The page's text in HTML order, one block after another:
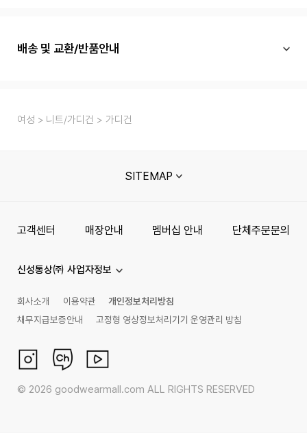
배송 및 교환/반품안내
여성 니트/가디건 가디건
SITEMAP
고객센터 매장안내 멤버십 안내 단체주문문의
신성통상㈜ 사업자정보
회사소개 이용약관
개인정보처리방침
채무지급보증안내
고정형 영상정보처리기기 운영관리 방침
© 2026 goodwearmall.com ALL RIGHTS RESERVED